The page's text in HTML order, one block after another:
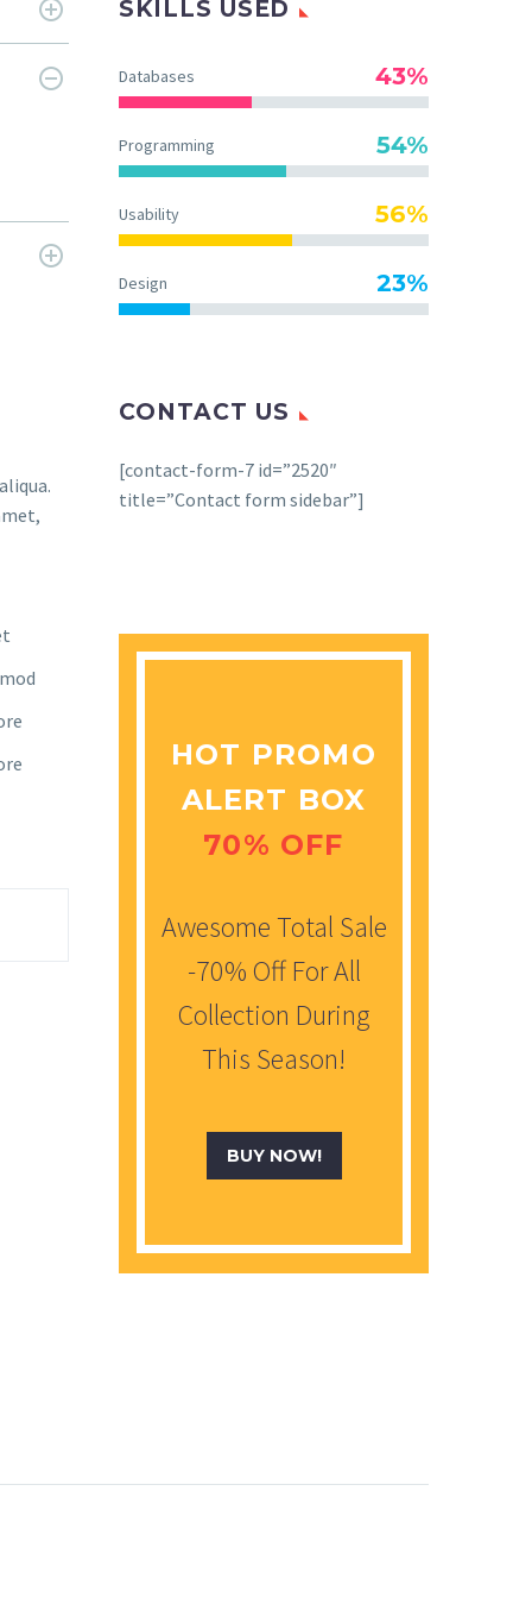
SKILLS USED
Databases 43%
Programming 54%
Usability 56%
Design 23%
CONTACT US
[contact-form-7 id=”2520″
title=”Contact form sidebar”]
HOT PROMO
ALERT BOX
70% OFF
Awesome Total Sale
-70% Off For All
Collection During
This Season!
BUY NOW!